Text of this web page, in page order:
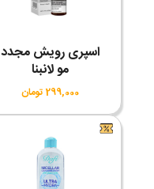
اسپری رویش مجدد
مو لانبنا
299,000 تومان